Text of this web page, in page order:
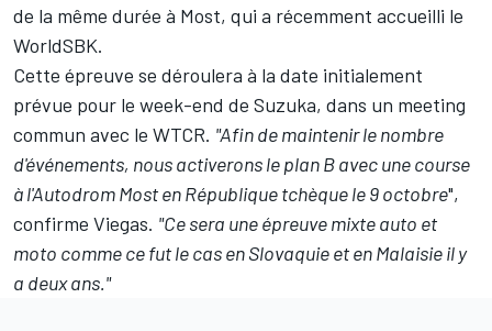
de la même durée à Most, qui a récemment accueilli le
WorldSBK.
Cette épreuve se déroulera à la date initialement
prévue pour le week-end de Suzuka, dans un meeting
commun avec le WTCR. "Afin de maintenir le nombre
d'événements, nous activerons le plan B avec une course
à l'Autodrom Most en République tchèque le 9 octobre",
confirme Viegas. "Ce sera une épreuve mixte auto et
moto comme ce fut le cas en Slovaquie et en Malaisie il y
a deux ans."